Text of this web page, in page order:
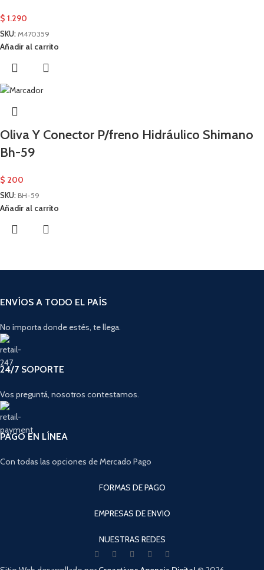
$ 1.290
SKU: M470359
Añadir al carrito
Oliva Y Conector P/freno Hidráulico Shimano
Bh-59
$ 200
SKU: BH-59
Añadir al carrito
ENVÍOS A TODO EL PAÍS
No importa donde estés, te llega.
24/7 SOPORTE
Vos preguntá, nosotros contestamos.
PAGO EN LÍNEA
Con todas las opciones de Mercado Pago
FORMAS DE PAGO
EMPRESAS DE ENVIO
NUESTRAS REDES